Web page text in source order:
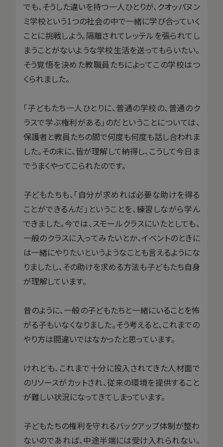
でも、そうした違いを持つ一人ひとりが、クオッパヌン
ミ学校という1つの社会の中で一緒に学び合っていく
ことに挑戦しよう。隔離されてレッテルを張られてし
まうことがないような学校生活を送ってもらいたい。
そう覚悟を決めた教職員たちによってこの学校はつ
くられました。
「子どもたち一人ひとりに、普通の学校の、普通のク
ラスで学ぶ権利がある」のだということについては、
保護者と教員たちの間で何度も何度も話し合われま
した。その末に、皆が理解して納得し、こうして今日ま
でうまくやってこられたのです。
子どもたちも、「自分が求めれば必要な助けを得る
ことができるんだ」ということを、練習しながら学ん
できました。今では、スモールクラスにいたとしても、
一般のクラスに入ってみたいとか、イベントのときに
は一緒にやりたいというようなことも言えるようにな
りましたし、その助けを求める方法も子どもたち自身
が理解しています。
昔のように、一般の子どもたちと一緒にいることを怖
がる子もいなくなりました。そう考えると、これまでの
やり方は間違いではなかったと思っています。
けれども、これまで十分に投入されてきた人材面で
のリソースがカットされ、従来の環境を提供すること
が難しい状況になってきてしまっています。
子どもたちの権利を守れるバックアップ体制が整わ
ないのであれば、中途半端には受け入れられない。